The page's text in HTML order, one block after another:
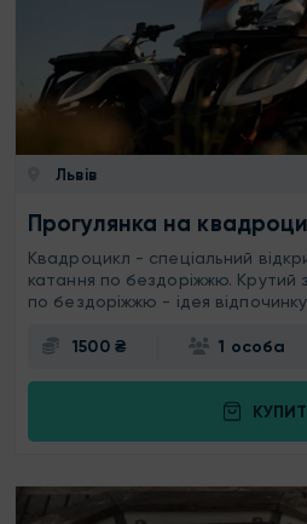
Львів
Прогулянка на
Квадроцикл - спеціальний
катання по бездоріжжю. Крутий
по бездоріжжю - ідея
1500 ₴ 1 особа